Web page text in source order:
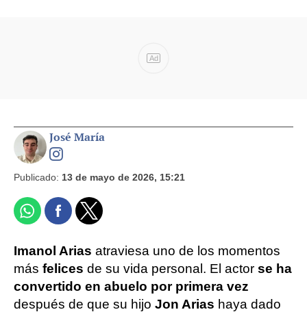
Ad
José María
Publicado: 13 de mayo de 2026, 15:21
Imanol Arias atraviesa uno de los momentos
más felices de su vida personal. El actor se ha
convertido en abuelo por primera vez
después de que su hijo Jon Arias haya dado